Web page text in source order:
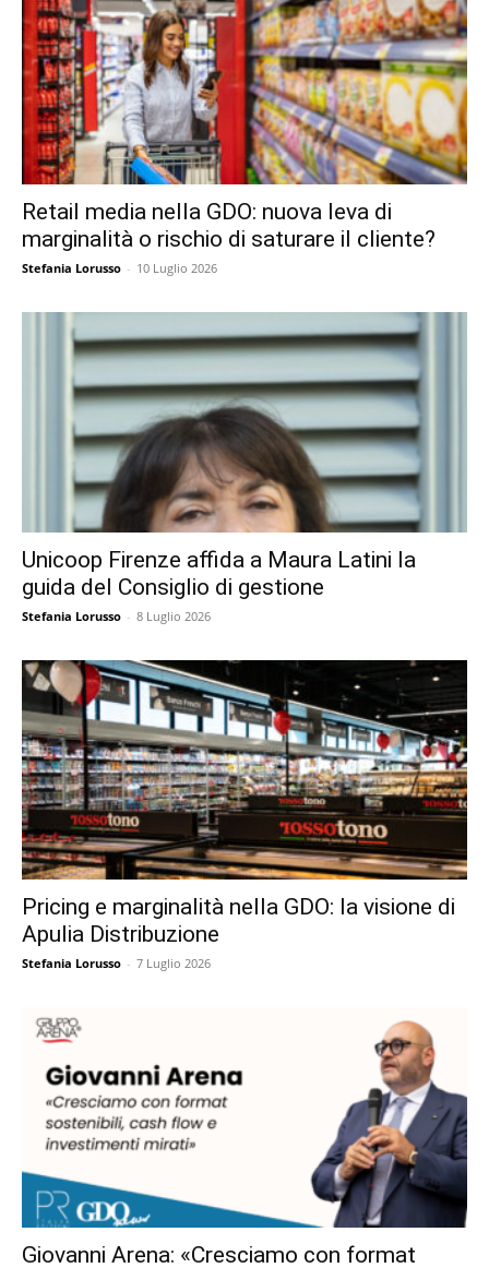
Retail media nella GDO: nuova leva di
marginalità o rischio di saturare il cliente?
Stefania Lorusso - 10 Luglio 2026
Unicoop Firenze affida a Maura Latini la
guida del Consiglio di gestione
Stefania Lorusso - 8 Luglio 2026
Pricing e marginalità nella GDO: la visione di
Apulia Distribuzione
Stefania Lorusso - 7 Luglio 2026
Giovanni Arena: «Cresciamo con format